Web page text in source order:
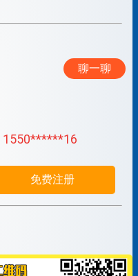
聊一聊
1550******16
免费注册